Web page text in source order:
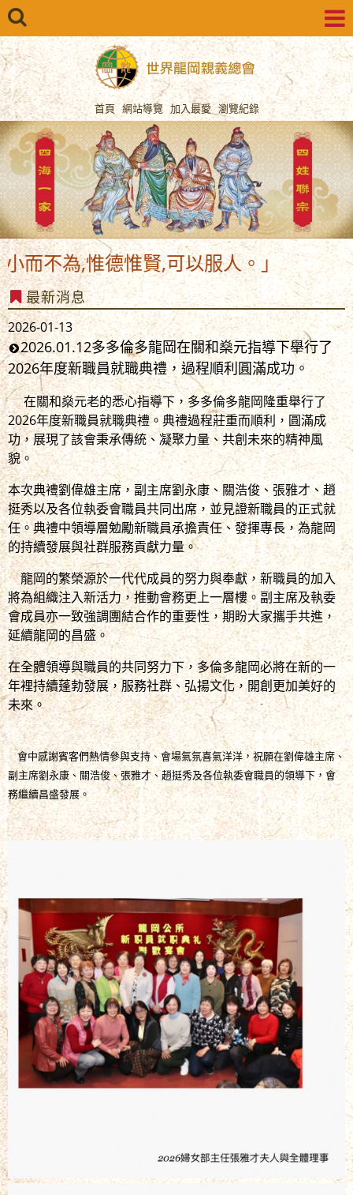
首頁 網站導覽 加入最愛 瀏覽紀錄
為,惟德惟賢,可以服人。」
最新消息
2026-01-13
2026.01.12多多倫多龍岡在關和燊元指導下舉行了
2026年度新職員就職典禮，過程順利圓滿成功。
在關和燊元老的悉心指導下，多多倫多龍岡隆重舉行了
2026年度新職員就職典禮。典禮過程莊重而順利，圓滿成
功，展現了該會秉承傳統、凝聚力量、共創未來的精神風
貌。
本次典禮劉偉雄主席，副主席劉永康、關浩俊、張雅才、趙
挺秀以及各位執委會職員共同出席，並見證新職員的正式就
任。典禮中領導層勉勵新職員承擔責任、發揮專長，為龍岡
的持續發展與社群服務貢獻力量。
龍岡的繁榮源於一代代成員的努力與奉獻，新職員的加入
將為組織注入新活力，推動會務更上一層樓。副主席及執委
會成員亦一致強調團結合作的重要性，期盼大家攜手共進，
延續龍岡的昌盛。
在全體領導與職員的共同努力下，多倫多龍岡必將在新的一
年裡持續蓬勃發展，服務社群、弘揚文化，開創更加美好的
未來。
會中感謝賓客們熱情參與支持、會場氣氛喜氣洋洋，祝願在劉偉雄主席、
副主席劉永康、關浩俊、張雅才、趙挺秀及各位執委會職員的領導下，會
務繼續昌盛發展。